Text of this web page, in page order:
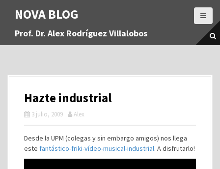
a
NOVA BLOG
Prof. Dr. Alex Rodríguez Villalobos
Hazte industrial
3 julio, 2009 Alex
Desde la UPM (colegas y sin embargo amigos) nos llega
este fantástico-friki-vídeo-musical-industrial. A disfrutarlo!